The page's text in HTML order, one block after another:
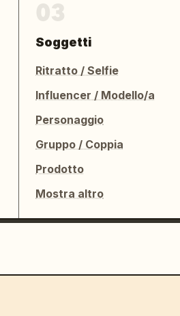
Soggetti
Ritratto / Selfie
Influencer / Modello/a
Personaggio
Gruppo / Coppia
Prodotto
Mostra altro